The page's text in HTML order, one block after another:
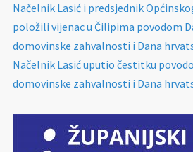
Načelnik Lasić i predsjednik
položili vijenac u Čilipima povodom
domovinske zahvalnosti i Dana
Načelnik Lasić uputio čestitku
domovinske zahvalnosti i Dana